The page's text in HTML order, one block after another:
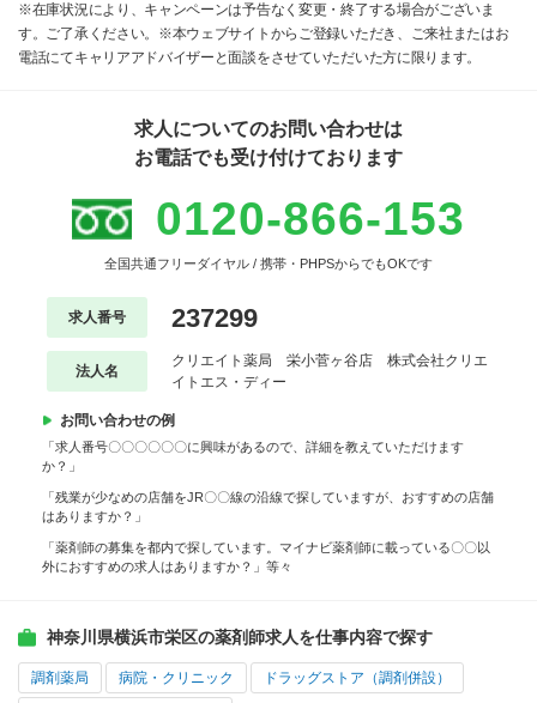
※在庫状況により、キャンペーンは予告なく変更・終了する場合がございま
す。ご了承ください。※本ウェブサイトからご登録いただき、ご来社またはお
電話にてキャリアアドバイザーと面談をさせていただいた方に限ります。
求人についてのお問い合わせは
お電話でも受け付けております
0120-866-153
全国共通フリーダイヤル / 携帯・PHPSからでもOKです
求人番号 237299
法人名
クリエイト薬局 栄小菅ヶ谷店 株式会社クリエ
イトエス・ディー
お問い合わせの例
「求人番号〇〇〇〇〇〇に興味があるので、詳細を教えていただけます
か？」
「残業が少なめの店舗をJR〇〇線の沿線で探していますが、おすすめの店舗
はありますか？」
「薬剤師の募集を都内で探しています。マイナビ薬剤師に載っている〇〇以
外におすすめの求人はありますか？」等々
神奈川県横浜市栄区の薬剤師求人を仕事内容で探す
調剤薬局 病院・クリニック ドラッグストア（調剤併設）